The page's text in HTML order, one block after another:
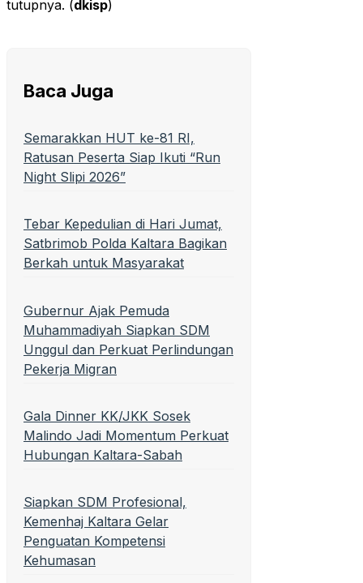
tutupnya. (dkisp)
Baca Juga
Semarakkan HUT ke-81 RI,
Ratusan Peserta Siap Ikuti “Run
Night Slipi 2026”
Tebar Kepedulian di Hari Jumat,
Satbrimob Polda Kaltara Bagikan
Berkah untuk Masyarakat
Gubernur Ajak Pemuda
Muhammadiyah Siapkan SDM
Unggul dan Perkuat Perlindungan
Pekerja Migran
Gala Dinner KK/JKK Sosek
Malindo Jadi Momentum Perkuat
Hubungan Kaltara-Sabah
Siapkan SDM Profesional,
Kemenhaj Kaltara Gelar
Penguatan Kompetensi
Kehumasan